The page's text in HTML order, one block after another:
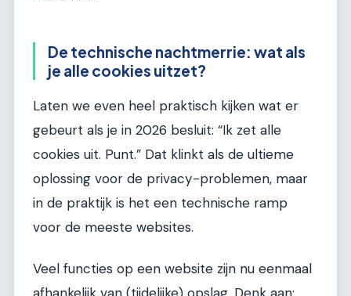
De technische nachtmerrie: wat als
je alle cookies uitzet?
Laten we even heel praktisch kijken wat er
gebeurt als je in 2026 besluit: “Ik zet alle
cookies uit. Punt.” Dat klinkt als de ultieme
oplossing voor de privacy-problemen, maar
in de praktijk is het een technische ramp
voor de meeste websites.
Veel functies op een website zijn nu eenmaal